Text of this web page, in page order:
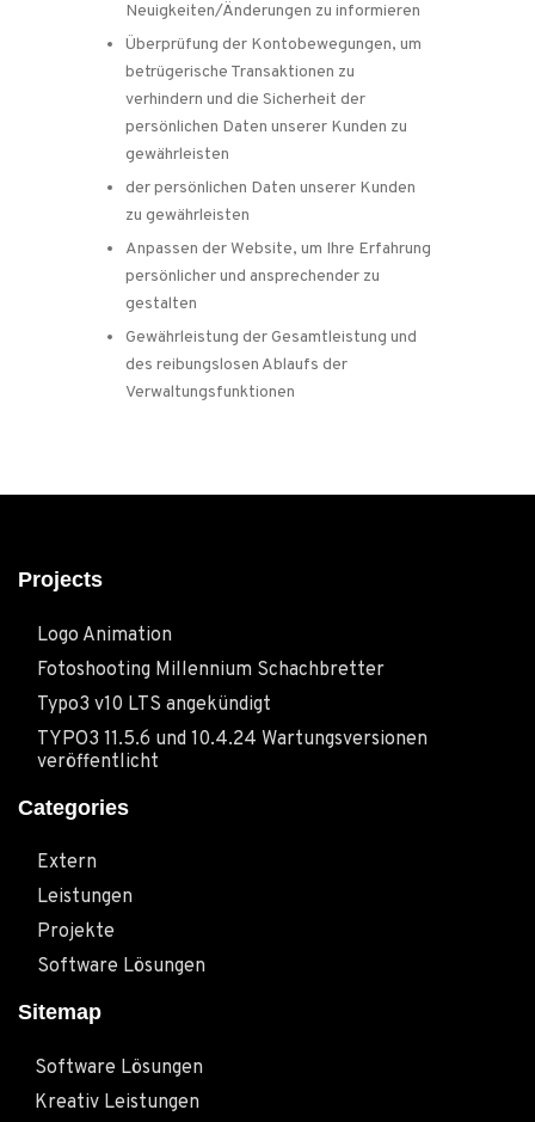
Neuigkeiten/Änderungen zu informieren
Überprüfung der Kontobewegungen, um
betrügerische Transaktionen zu
verhindern und die Sicherheit der
persönlichen Daten unserer Kunden zu
gewährleisten
der persönlichen Daten unserer Kunden
zu gewährleisten
Anpassen der Website, um Ihre Erfahrung
persönlicher und ansprechender zu
gestalten
Gewährleistung der Gesamtleistung und
des reibungslosen Ablaufs der
Verwaltungsfunktionen
Projects
Logo Animation
Fotoshooting Millennium Schachbretter
Typo3 v10 LTS angekündigt
TYPO3 11.5.6 und 10.4.24 Wartungsversionen
veröffentlicht
Categories
Extern
Leistungen
Projekte
Software Lösungen
Sitemap
Software Lösungen
Kreativ Leistungen